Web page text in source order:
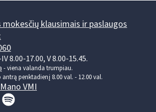
klausimais ir paslaugos
8.00-17.00, V 8.00-15.45.
- viena valanda trumpiau.
penktadienį 8.00 val. - 12.00 val.
Mano VMI